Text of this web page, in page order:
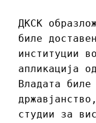
ДКСК
биле
институции
апликација
Владата
студии за